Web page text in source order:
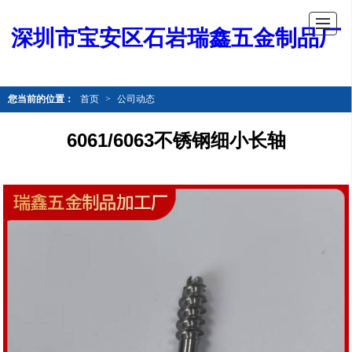
深圳市宝安区石岩瑞鑫五金制品厂
您当前的位置： 首页 > 公司动态
6061/6063不锈钢细小长轴